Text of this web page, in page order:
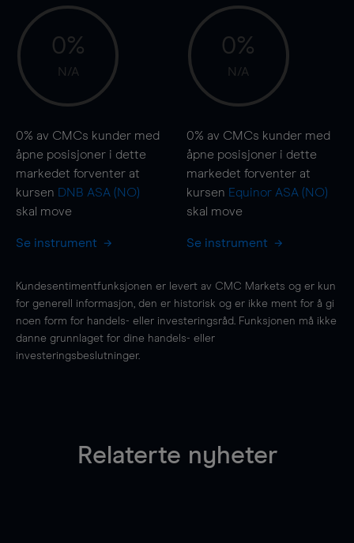
0%
N/A
0% av CMCs kunder med
åpne posisjoner i dette
markedet forventer at
kursen DNB ASA (NO)
skal move
Se instrument
0%
N/A
0% av CMCs kunder med
åpne posisjoner i dette
markedet forventer at
kursen Equinor ASA (NO)
skal move
Se instrument
Kundesentimentfunksjonen er levert av CMC Markets og er kun
for generell informasjon, den er historisk og er ikke ment for å gi
noen form for handels- eller investeringsråd. Funksjonen må ikke
danne grunnlaget for dine handels- eller
investeringsbeslutninger.
Relaterte nyheter